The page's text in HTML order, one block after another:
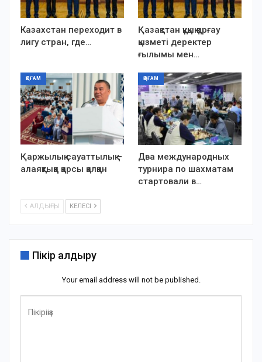
Казахстан переходит в
лигу стран, где…
Қазақстан құқық қорғау
қызметі деректер
ғылымы мен…
ҚОҒАМ
Қаржылық сауаттылық –
алаяқтыққа қарсы қалқан
ҚОҒАМ
Два международных
турнира по шахматам
стартовали в…
АЛДЫҢҒЫ КЕЛЕСІ
Пікір қалдыру
Your email address will not be published.